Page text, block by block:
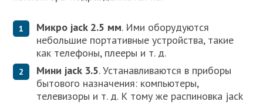
Микро jack 2.5 мм. Ими оборудуются
небольшие портативные устройства, такие
как телефоны, плееры и т. д.
Мини jack 3.5. Устанавливаются в приборы
бытового назначения: компьютеры,
телевизоры и т. д. К тому же распиновка jack